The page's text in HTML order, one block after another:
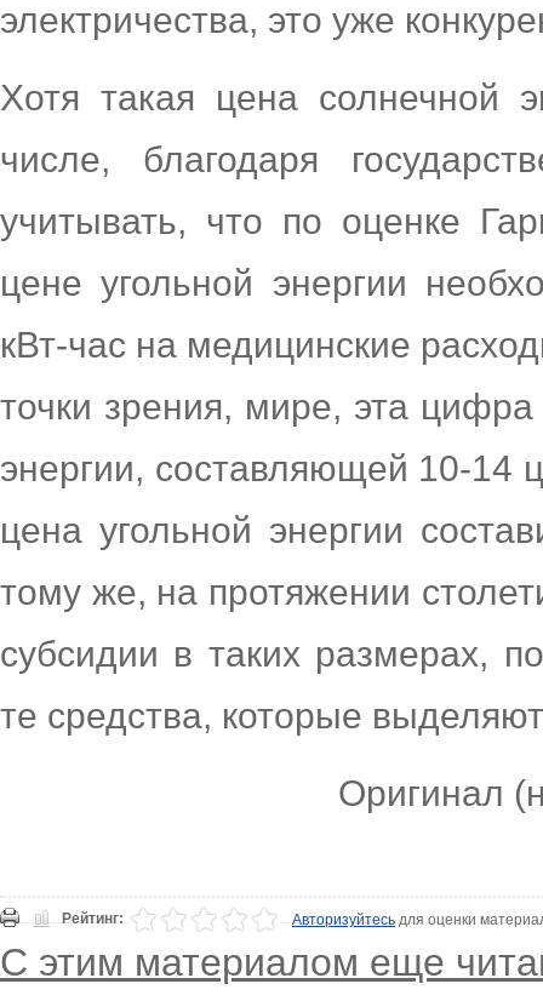
электричества, это уже
Хотя такая цена солнечной
числе, благодаря
учитывать, что по оценке
цене угольной энергии
кВт-час на медицинские
точки зрения, мире, эта
энергии, составляющей 10-14
цена угольной энергии
тому же, на протяжении
субсидии в таких размерах,
те средства, которые
Оригинал
Рейтинг: Авторизуйтесьдля оценки
С этим материалом еще